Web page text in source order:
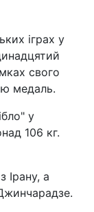
іграх у
свого
медаль.
у
106 кг.
Ірану, а